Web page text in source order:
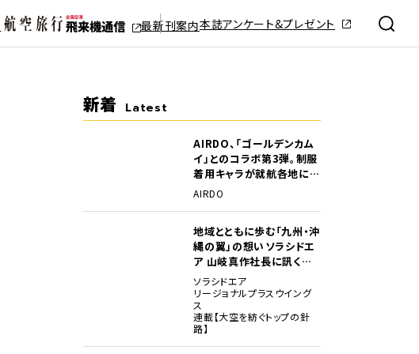
最新刊案内本誌アンケート&プレゼント
新着 Latest
AIRDO、「ゴールデンカム
イ」とのコラボ第3弾。制服
着用キャラが就航各地に登
場
AIRDO
地域とともに歩む「九州・沖
縄の翼」の想い――ソラシドエ
ア 山岐真作社長に訊く就
任1年の手応え
ソラシドエア
リージョナルプラスウイング
ス
連載【大空を紡ぐトップの針
路】